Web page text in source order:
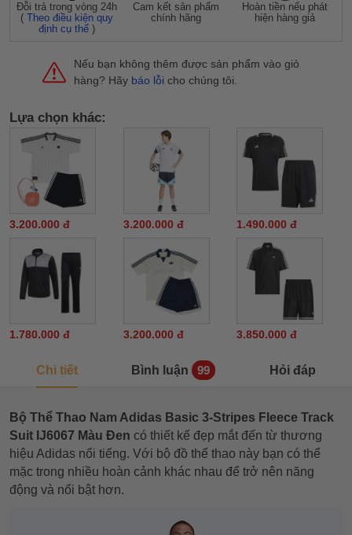
Đỗi trả trong vòng 24h
(Theo điều kiện quy
định cụ thể )
Cam kết sản phẩm
chính hãng
Hoàn tiền nếu phát
hiện hàng giả
Nếu bạn không thêm được sản phẩm vào giỏ
hàng? Hãy báo lỗi cho chúng tôi.
Lựa chọn khác:
3.200.000 đ 3.200.000 đ 1.490.000 đ
1.780.000 đ 3.200.000 đ 3.850.000 đ
Chi tiết Bình luận 99 Hỏi đáp
Bộ Thể Thao Nam Adidas Basic 3-Stripes Fleece Track
Suit IJ6067 Màu Đen có thiết kế đẹp mắt đến từ thương
hiệu Adidas nổi tiếng. Với bộ đồ thể thao này bạn có thể
mặc trong nhiều hoàn cảnh khác nhau để trở nên năng
động và nổi bật hơn.